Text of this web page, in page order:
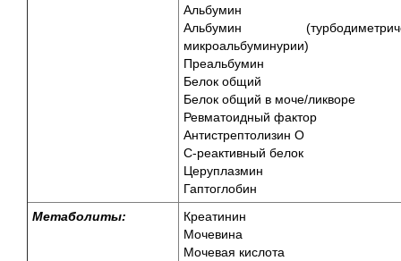
Альбумин
Альбумин
микроальбуминурии)
Преальбумин
Белок общий
Белок общий в моче/ликворе
Ревматоидный фактор
Антистрептолизин О
С-реактивный белок
Церуплазмин
Гаптоглобин
Метаболиты:
Креатинин
Мочевина
Мочевая кислота